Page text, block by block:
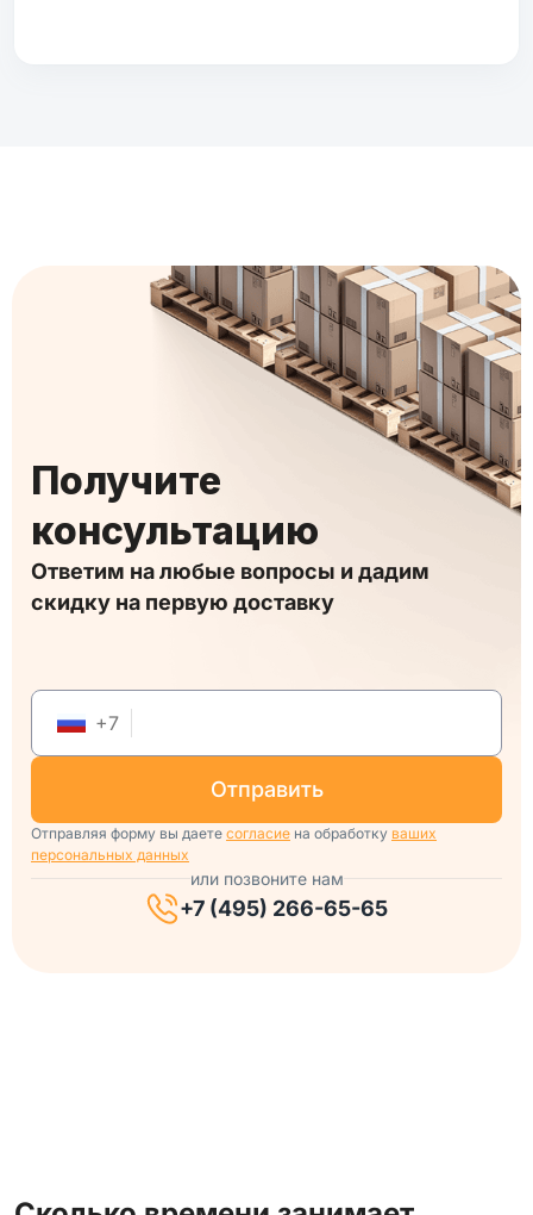
Получите
консультацию
Ответим на любые вопросы и дадим
скидку на первую доставку
+7
отправить
Отправляя форму вы даете согласие на обработку ваших
персональных данных
или позвоните нам
+7 (495) 266-65-65